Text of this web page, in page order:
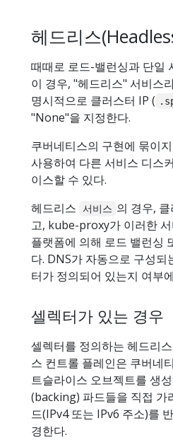
헤드리스
때때로 로드-밸런싱과 단일
이 경우, "헤드리스" 서비스
명시적으로 클러스터 IP (
"None"을 지정한다.
쿠버네티스의 구현에 묶이
사용하여 다른 서비스 디스
이스할 수 있다.
헤드리스
서비스 의 경우,
고, kube-proxy가 이러한
플랫폼에 의해 로드 밸런싱
다. DNS가 자동으로 구성되
터가 정의되어 있는지 여부
셀렉터가 있는 경우
셀렉터를 정의하는 헤드리
스 컨트롤 플레인은 쿠버네
트슬라이스 오브젝트를 생
(backing) 파드들을 직접 가
드(IPv4 또는 IPv6 주소)를
경한다.